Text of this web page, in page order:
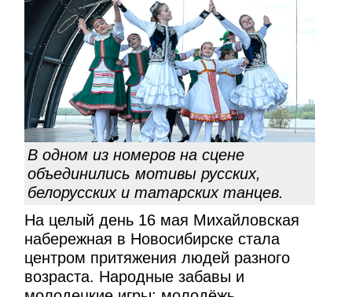
В одном из номеров на сцене
объединились мотивы русских,
белорусских и татарских танцев.
На целый день 16 мая Михайловская
набережная в Новосибирске стала
центром притяжения людей разного
возраста. Народные забавы и